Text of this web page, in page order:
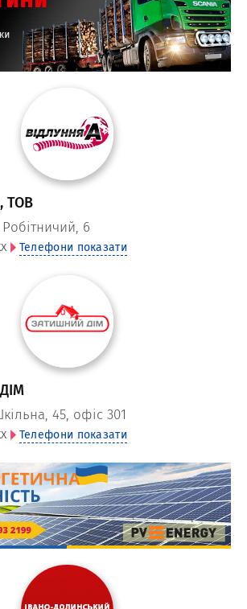
ТОВ
6
Телефони показати
45, офіс 301
Телефони показати